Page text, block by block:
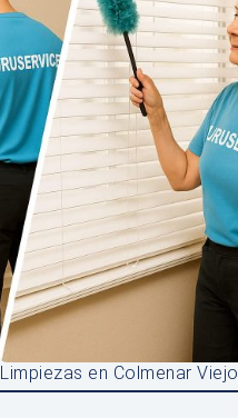
Limpiezas en Colmenar Viejo